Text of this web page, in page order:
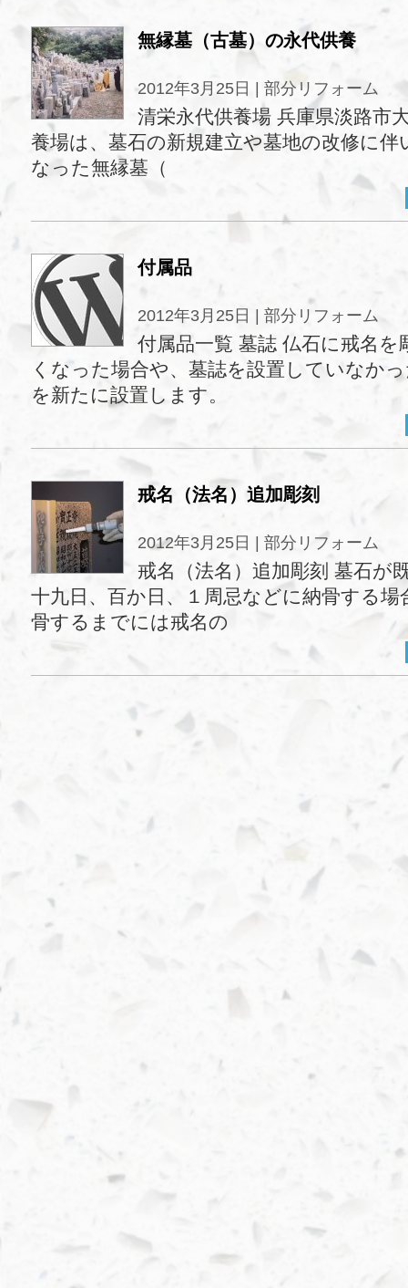
無縁墓（古墓）の永代供養
2012年3月25日 | 部分リフォーム
清栄永代供養場 兵庫県淡路市
養場は、墓石の新規建立や墓地の改修に
なった無縁墓（
付属品
2012年3月25日 | 部分リフォーム
付属品一覧 墓誌 仏石に戒名
くなった場合や、墓誌を設置していなか
を新たに設置します。
戒名（法名）追加彫刻
2012年3月25日 | 部分リフォーム
戒名（法名）追加彫刻 墓石が
十九日、百か日、１周忌などに納骨する場
骨するまでには戒名の